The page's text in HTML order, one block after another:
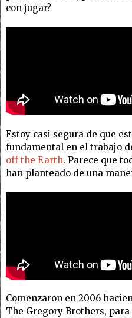
con jugar?
Estoy casi segura de que
fundamental en el trabajo
off the Earth. Parece que
han planteado de una
Comenzaron en 2006
The Gregory Brothers,